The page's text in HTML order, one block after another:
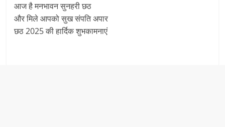
आज है मनभावन सुनहरी छठ
और मिले आपको सुख संपति अपार
छठ 2025 की हार्दिक शुभकामनाएं